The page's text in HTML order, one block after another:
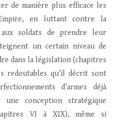
de manière plus efficace les
en luttant contre la
soldats de prendre leur
un certain niveau de
dans la législation (chapitres
redoutables qu’il décrit sont
d’armes déjà
une conception stratégique
VI à XIX), même si